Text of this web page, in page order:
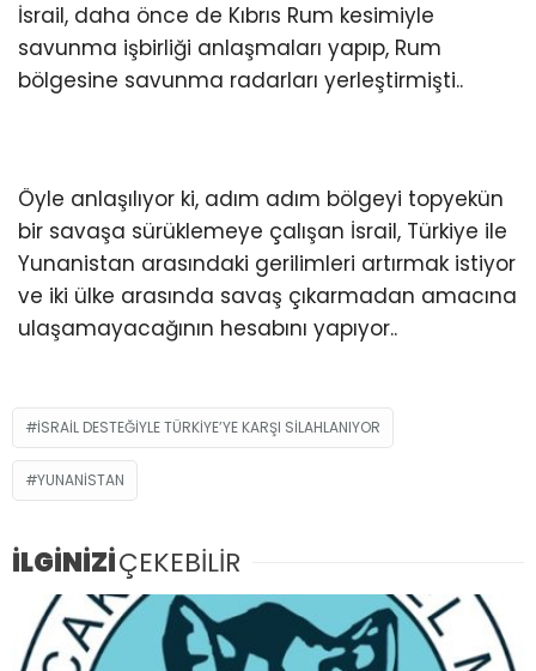
İsrail, daha önce de Kıbrıs Rum kesimiyle
savunma işbirliği anlaşmaları yapıp, Rum
bölgesine savunma radarları yerleştirmişti..
Öyle anlaşılıyor ki, adım adım bölgeyi topyekün
bir savaşa sürüklemeye çalışan İsrail, Türkiye ile
Yunanistan arasındaki gerilimleri artırmak istiyor
ve iki ülke arasında savaş çıkarmadan amacına
ulaşamayacağının hesabını yapıyor..
İSRAİL DESTEĞİYLE TÜRKİYE’YE KARŞI SİLAHLANIYOR
YUNANISTAN
İLGİNİZİÇEKEBİLİR